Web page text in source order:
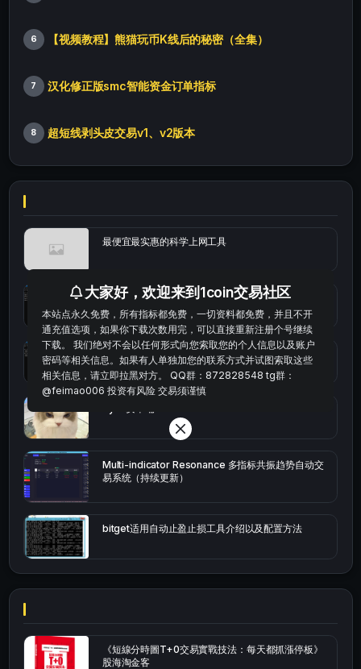
6 【视频教程】熊猫玩币K线后的秘密（全集）
7 汉化修正版smc智能资金订单指标
8 超短线剥头皮交易v1、v2版本
最便宜最实惠的科学上网工具
统计涨跌幅的python代码
okx的短线量化的免费版本
Multi-indicator Resonance 多指标共振趋势自动交
易系统（持续更新）
bitget适用自动止盈止损工具介绍以及配置方法
《短線分時圖T+0交易實戰技法：每天都抓漲停板》
股海淘金客
大家好，欢迎来到1coin交易社区
本站点永久免费，所有指标都免费，一切资料都免费，并且不开
通充值选项，如果你下载次数用完，可以直接重新注册个号继续
下载。 我们绝对不会以任何形式向您索取您的个人信息以及账户
密码等相关信息。如果有人单独加您的联系方式并试图索取这些
相关信息，请立即拉黑对方。 QQ群：872828548 tg群：
@feimao006 投资有风险 交易须谨慎